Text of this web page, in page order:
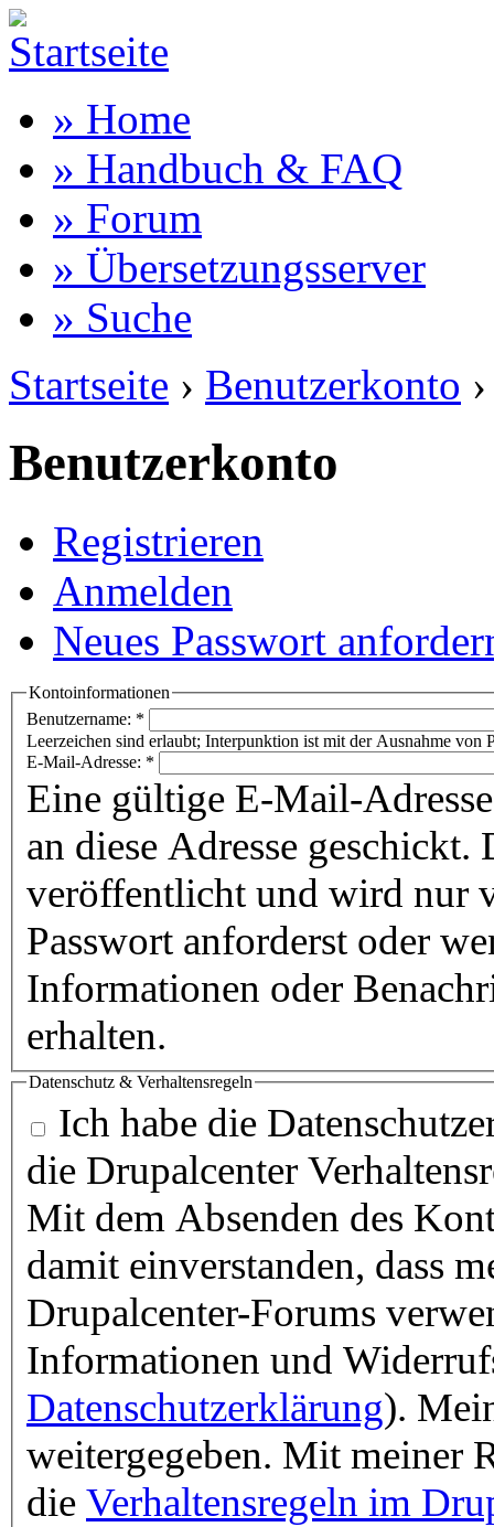
» Home
» Handbuch & FAQ
» Forum
» Übersetzungsserver
» Suche
Startseite › Benutzerkonto ›
Benutzerkonto
Registrieren
Anmelden
Neues Passwort
Kontoinformationen
Benutzername: *
Leerzeichen sind erlaubt; Interpunktion ist mit der Ausnahme von
E-Mail-Adresse: *
Eine gültige E-Mail-
an diese Adresse
veröffentlicht und wird nur
Passwort anforderst oder
Informationen oder
erhalten.
Datenschutz & Verhaltensregeln
Ich habe die
die Drupalcenter
Mit dem Absenden des
damit einverstanden, dass
Drupalcenter-Forums
Informationen und
Datenschutzerklärung).
weitergegeben. Mit meiner
die Verhaltensregeln im